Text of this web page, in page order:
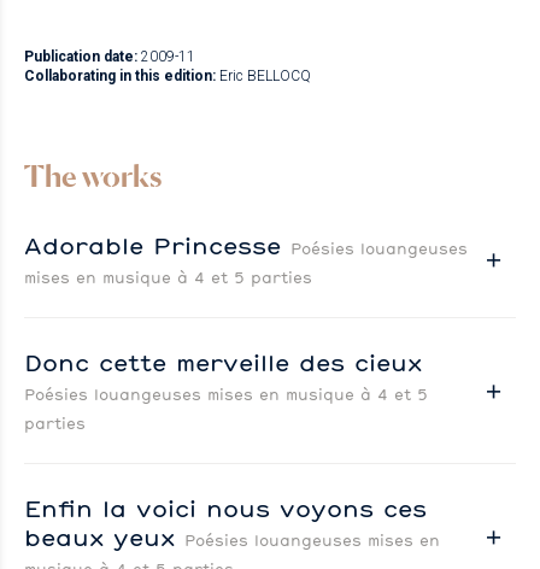
Publication date: 2009-11
Collaborating in this edition: Eric BELLOCQ
The works
Adorable Princesse Poésies louangeuses
mises en musique à 4 et 5 parties
Donc cette merveille des cieux
Poésies louangeuses mises en musique à 4 et 5
parties
Enfin la voici nous voyons ces
beaux yeux Poésies louangeuses mises en